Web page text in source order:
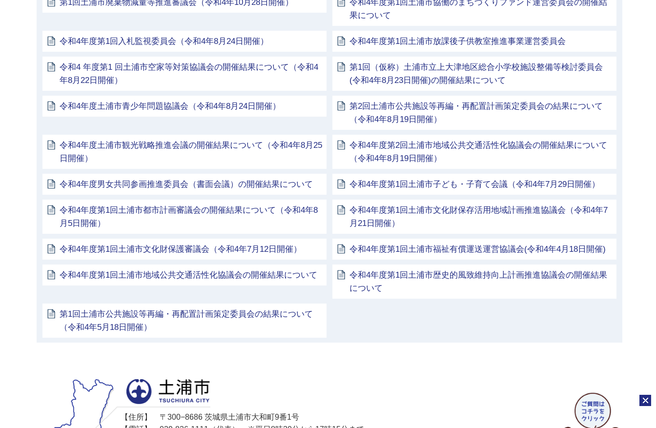
第1回土浦市廃棄物減量等推進審議会（令和4年10月28日開催）
令和4年度第1回土浦市協働のまちづくりファンド運営委員会の開催結
果について
令和4年度第1回入札監視委員会（令和4年8月24日開催） 令和4年度第1回土浦市放課後子供教室推進事業運営委員会
令和4 年度第1 回土浦市空家等対策協議会の開催結果について（令和4
年8月22日開催）
第1回（仮称）土浦市立上大津地区総合小学校施設整備等検討委員会
(令和4年8月23日開催)の開催結果について
令和4年度土浦市青少年問題協議会（令和4年8月24日開催）
第2回土浦市公共施設等再編・再配置計画策定委員会の結果について
（令和4年8月19日開催）
令和4年度土浦市観光戦略推進会議の開催結果について（令和4年8月25
日開催）
令和4年度第2回土浦市地域公共交通活性化協議会の開催結果について
（令和4年8月19日開催）
令和4年度男女共同参画推進委員会（書面会議）の開催結果について 令和4年度第1回土浦市子ども・子育て会議（令和4年7月29日開催）
令和4年度第1回土浦市都市計画審議会の開催結果について（令和4年8
月5日開催）
令和4年度第1回土浦市文化財保存活用地域計画推進協議会（令和4年7
月21日開催）
令和4年度第1回土浦市文化財保護審議会（令和4年7月12日開催） 令和4年度第1回土浦市福祉有償運送運営協議会(令和4年4月18日開催)
令和4年度第1回土浦市地域公共交通活性化協議会の開催結果について
令和4年度第1回土浦市歴史的風致維持向上計画推進協議会の開催結果
について
第1回土浦市公共施設等再編・再配置計画策定委員会の結果について
（令和4年5月18日開催）
【住所】
〒300−8686 茨城県土浦市大和町9番1号
チャ